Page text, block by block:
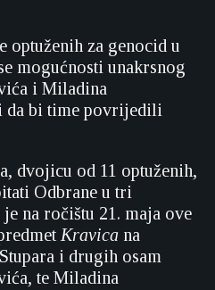
optuženih za genocid u
mogućnosti unakrsnog
i Miladina
da bi time povrijedili
dvojicu od 11 optuženih,
Odbrane u tri
na ročištu 21. maja ove
Kravica na
i drugih osam
te Miladina